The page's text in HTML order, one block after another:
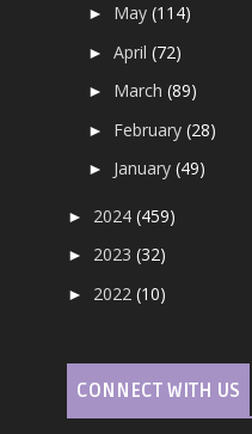
► May(114)
►April(72)
► March(89)
► February(28)
► January(49)
► 2024(459)
► 2023(32)
► 2022(10)
CONNECT WITH US